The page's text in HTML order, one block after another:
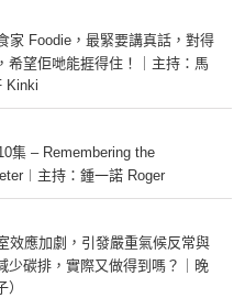
家 Foodie，最緊要講真話，對得
希望佢哋能捱得住！｜主持：馬
Kinki
集 – Remembering the
主持：鍾一諾 Roger
效應加劇，引發嚴重氣候反常與
少碳排，實際又做得到嗎？｜晚